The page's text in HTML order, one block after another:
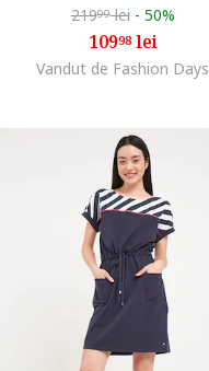
21999lei - 50%
10998lei
Vandut de Fashion Days